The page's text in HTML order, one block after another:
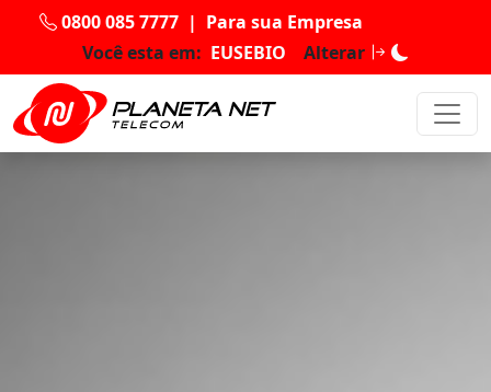
0800 085 7777 | Para sua Empresa
Você esta em: EUSEBIO Alterar